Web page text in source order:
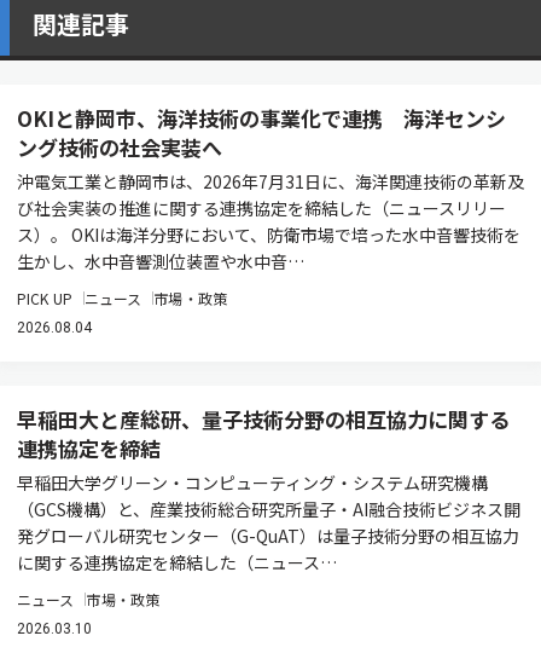
関連記事
OKIと静岡市、海洋技術の事業化で連携 海洋センシ
ング技術の社会実装へ
沖電気工業と静岡市は、2026年7月31日に、海洋関連技術の革新及
び社会実装の推進に関する連携協定を締結した（ニュースリリー
ス）。 OKIは海洋分野において、防衛市場で培った水中音響技術を
生かし、水中音響測位装置や水中音…
PICK UP ニュース 市場・政策
2026.08.04
早稲田大と産総研、量子技術分野の相互協力に関する
連携協定を締結
早稲田大学グリーン・コンピューティング・システム研究機構
（GCS機構）と、産業技術総合研究所量子・AI融合技術ビジネス開
発グローバル研究センター（G-QuAT）は量子技術分野の相互協力
に関する連携協定を締結した（ニュース…
ニュース 市場・政策
2026.03.10